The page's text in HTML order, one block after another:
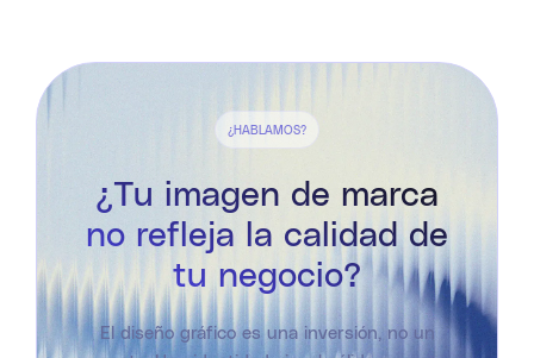
¿HABLAMOS?
¿Tu imagen de marca
no refleja la calidad de
tu negocio?
El diseño gráfico es una inversión, no un